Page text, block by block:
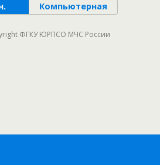
Компьютерная
ФГКУ ЮРПСО МЧС России